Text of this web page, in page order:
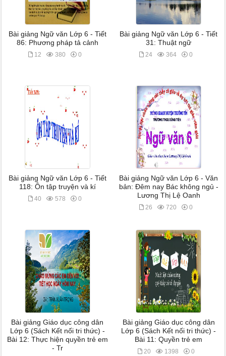
Bài giảng Ngữ văn Lớp 6 - Tiết
86: Phương pháp tả cảnh
12 380 0
Bài giảng Ngữ văn Lớp 6 - Tiết
31: Thuật ngữ
24 364 0
Bài giảng Ngữ văn Lớp 6 - Tiết
118: Ôn tập truyện và kí
40 578 0
Bài giảng Ngữ văn Lớp 6 - Văn
bản: Đêm nay Bác không ngủ -
Lương Thị Lệ Oanh
26 720 0
Bài giảng Giáo dục công dân
Lớp 6 (Sách Kết nối tri thức) -
Bài 12: Thực hiện quyền trẻ em
- Tr
Bài giảng Giáo dục công dân
Lớp 6 (Sách Kết nối tri thức) -
Bài 11: Quyền trẻ em
20 1398 0